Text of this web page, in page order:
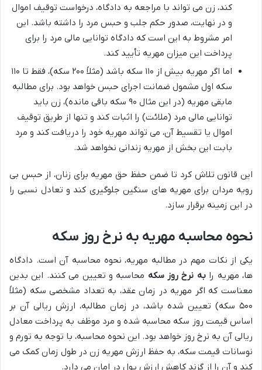
کند، زن می تواند با مراجعه به دادگاه، درخواست توقیف اموال
و در نهایت، صدور حکم جلب و حبس مرد را داشته باشد. این
امر مشروط به این است که دادگاه توانایی مالی مرد را برای
پرداخت این میزان مهریه تأیید کند.
اما اگر مهریه بیش از ۱۱۰ سکه باشد (مثلاً ۲۰۰ سکه)، فقط تا ۱۱۰
سکه اول مشمول ضمانت اجرای حبس خواهد بود. برای مطالبه
مابقی مهریه (در این مثال ۹۰ سکه باقی مانده)، زن باید
توانایی مالی مرد (ملائت) را اثبات کند و تنها از طریق توقیف
اموال یا تقسیط آن، می تواند مهریه خود را دریافت کند و مرد
بابت این بخش از مهریه زندانی نخواهد شد.
این قانون تلاش کرد تا ضمن حفظ حق مهریه برای زنان، از حبس بی
رویه مردان برای مهریه های سنگین جلوگیری کند و تعادل نسبی را
در این زمینه برقرار سازد.
نحوه محاسبه مهریه به نرخ روز سکه
یکی از نکات مهم در مطالبه مهریه، نحوه محاسبه آن است. دادگاه
ها، مهریه رابه نرخ روز سکه محاسبه و تعیین می کنند. این بدین
معناست که اگر مهریه در زمان عقد، به تعداد مشخصی سکه (مثلاً
۵۰۰ سکه) تعیین شده باشد، در زمان مطالبه، ارزش ریالی آن بر
اساس قیمت روز سکه محاسبه شده و مرد موظف به پرداخت معادل
ریالی آن به نرخ روز خواهد بود. این نحوه محاسبه، با توجه به تورم و
نوسانات قیمت سکه، به حفظ ارزش مهریه زن در طول زمان کمک می
کند و آن را از گزند کاهش ارزش پول در امان می دارد.